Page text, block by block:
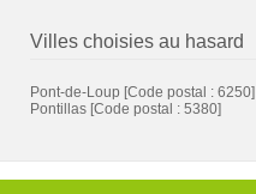
Villes choisies au hasard
Pont-de-Loup [Code postal : 6250]
Pontillas [Code postal : 5380]